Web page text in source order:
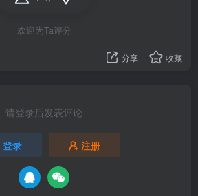
欢迎为Ta评分
分享 收藏
请登录后发表评论
登录 注册